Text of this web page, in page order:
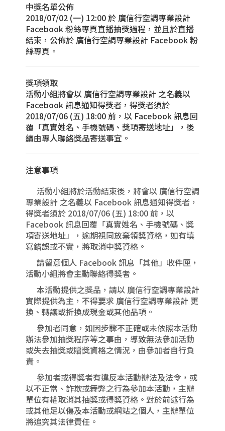
中獎名單公佈
2018/07/02 (一) 12:00 於 廣信行空調專業設計
Facebook 粉絲專頁直播抽獎過程，並且於直播
結束，公佈於 廣信行空調專業設計 Facebook 粉
絲專頁。
獎項領取
活動小組將會以 廣信行空調專業設計 之名義以
Facebook 訊息通知得獎者，得獎者須於
2018/07/06 (五) 18:00 前，以 Facebook 訊息回
覆「真實姓名、手機號碼、獎項寄送地址」，後
續由專人聯絡獎品寄送事宜。
注意事項
活動小組將於活動結束後，將會以 廣信行空調
專業設計 之名義以 Facebook 訊息通知得獎者，
得獎者須於 2018/07/06 (五) 18:00 前，以
Facebook 訊息回覆「真實姓名、手機號碼、獎
項寄送地址」，逾期視同放棄領獎資格，如有填
寫錯誤或不實，將取消中獎資格。
請留意個人 Facebook 訊息「其他」收件匣，
活動小組將會主動聯絡得獎者。
本活動提供之獎品，請以 廣信行空調專業設計
實際提供為主，不得要求 廣信行空調專業設計 更
換、轉讓或折換成現金或其他品項。
參加者同意，如因步驟不正確或未依照本活動
辦法參加抽獎程序等之事由，導致無法參加活動
或失去抽獎或贈獎資格之情況，由參加者自行負
責。
參加者或得獎者有違反本活動辦法及法令，或
以不正當、詐欺或舞弊之行為參加本活動，主辦
單位有權取消其抽獎或得獎資格。對於前述行為
或其他足以傷及本活動或網站之個人，主辦單位
將追究其法律責任。